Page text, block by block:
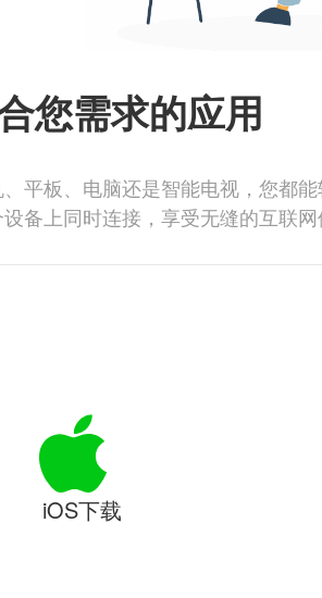
您需求的应用
平板、电脑还是智能电视，您都能
备上同时连接，享受无缝的互联网
iOS下载